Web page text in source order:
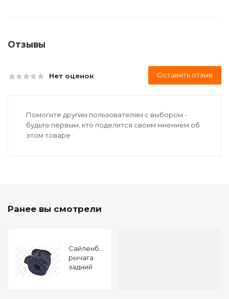
Отзывы
Нет оценок Оставить отзыв
Помогите другим пользователям с выбором -
будьте первым, кто поделится своим мнением об
этом товаре
Ранее вы смотрели
Сайленблок
рычага
задний